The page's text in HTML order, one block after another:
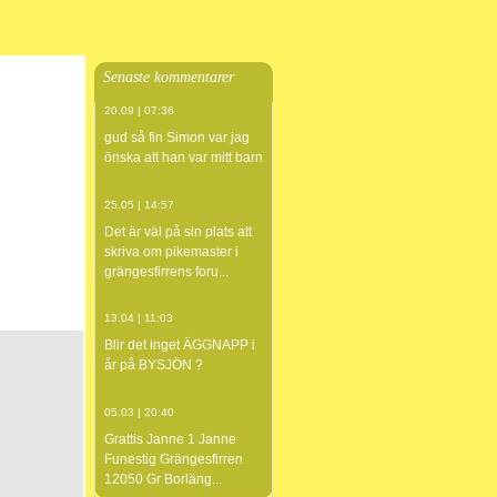
Senaste kommentarer
20.09 | 07:36
gud så fin Simon var jag
önska att han var mitt barn
25.05 | 14:57
Det är väl på sin plats att
skriva om pikemaster i
grängesfirrens foru...
13.04 | 11:03
Blir det inget ÄGGNAPP i
år på BYSJÖN ?
05.03 | 20:40
Grattis Janne 1 Janne
Funestig Grängesfirren
12050 Gr Borläng...